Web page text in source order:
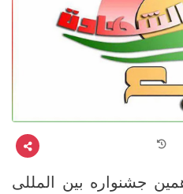
جشنواره بین المللی